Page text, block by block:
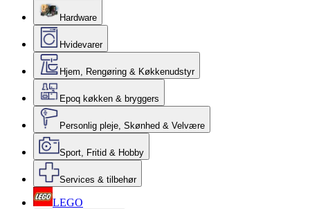
Hardware
Hvidevarer
Hjem, Rengøring & Køkkenudstyr
Epoq køkken & bryggers
Personlig pleje, Skønhed & Velvære
Sport, Fritid & Hobby
Services & tilbehør
LEGO